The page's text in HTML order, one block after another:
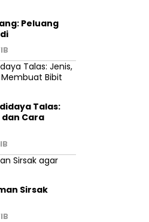
Peluang
Talas:
Cara
Sirsak